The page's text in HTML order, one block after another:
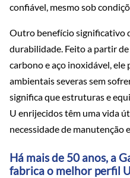
confiável, mesmo sob
Outro benefício significativo
durabilidade. Feito a partir
carbono e aço inoxidável,
ambientais severas sem
significa que estruturas e
U enrijecidos têm uma vida
necessidade de manutenção
Há mais de 50 anos, a
fabrica o melhor perfil